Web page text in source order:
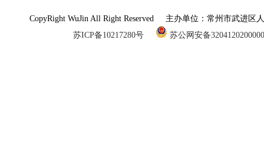
CopyRight WuJin All Right Reserved 主办单位：常州市武进
苏ICP备10217280号
苏公网安备